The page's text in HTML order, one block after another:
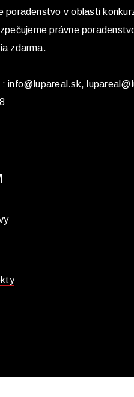
poradenstvo v oblasti
právne
zdarma.